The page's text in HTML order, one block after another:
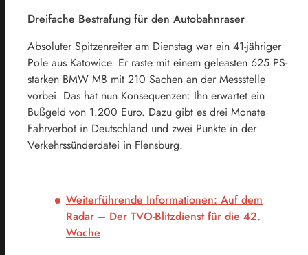
Dreifache Bestrafung für den Autobahnraser
Absoluter Spitzenreiter am Dienstag war ein 41-jähriger
Pole aus Katowice. Er raste mit einem geleasten 625 PS-
starken BMW M8 mit 210 Sachen an der Messstelle
vorbei. Das hat nun Konsequenzen: Ihn erwartet ein
Bußgeld von 1.200 Euro. Dazu gibt es drei Monate
Fahrverbot in Deutschland und zwei Punkte in der
Verkehrssünderdatei in Flensburg.
Weiterführende Informationen: Auf dem
Radar – Der TVO-Blitzdienst für die 42.
Woche